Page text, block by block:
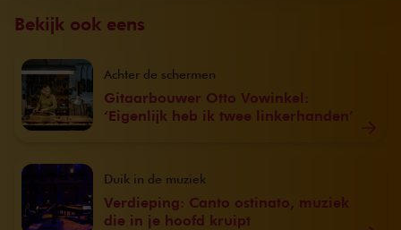
Bekijk ook eens
Gitaarbouwer Otto Vowinkel:
‘Eigenlijk heb ik twee linkerhanden’
Achter de schermen
Verdieping: Canto ostinato, muziek
die in je hoofd kruipt
Duik in de muziek